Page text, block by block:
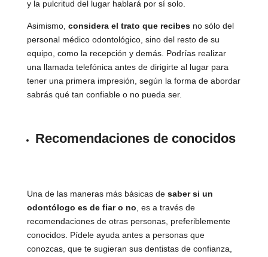
y la pulcritud del lugar hablará por sí solo.
Asimismo, considera el trato que recibesno sólo del
personal médico odontológico, sino del resto de su
equipo, como la recepción y demás. Podrías realizar
una llamada telefónica antes de dirigirte al lugar para
tener una primera impresión, según la forma de abordar
sabrás qué tan confiable o no pueda ser.
Recomendaciones de conocidos
Una de las maneras más básicas de saber si un
odontólogo es de fiar o no, es a través de
recomendaciones de otras personas, preferiblemente
conocidos. Pídele ayuda antes a personas que
conozcas, que te sugieran sus dentistas de confianza,